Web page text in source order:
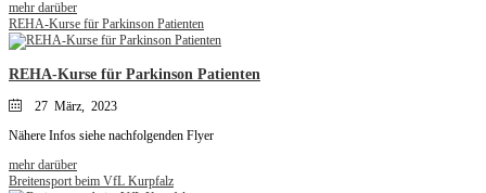
mehr darüber
REHA-Kurse für Parkinson Patienten
REHA-Kurse für Parkinson Patienten
27 März, 2023
Nähere Infos siehe nachfolgenden Flyer
mehr darüber
Breitensport beim VfL Kurpfalz